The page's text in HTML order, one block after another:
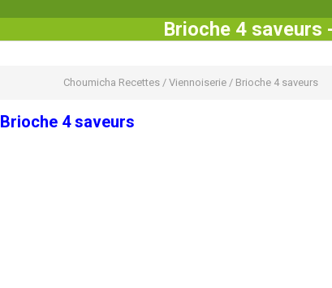
Brioche 4 saveurs
Choumicha Recettes / Viennoiserie / Brioche 4 saveurs
Brioche 4 saveurs